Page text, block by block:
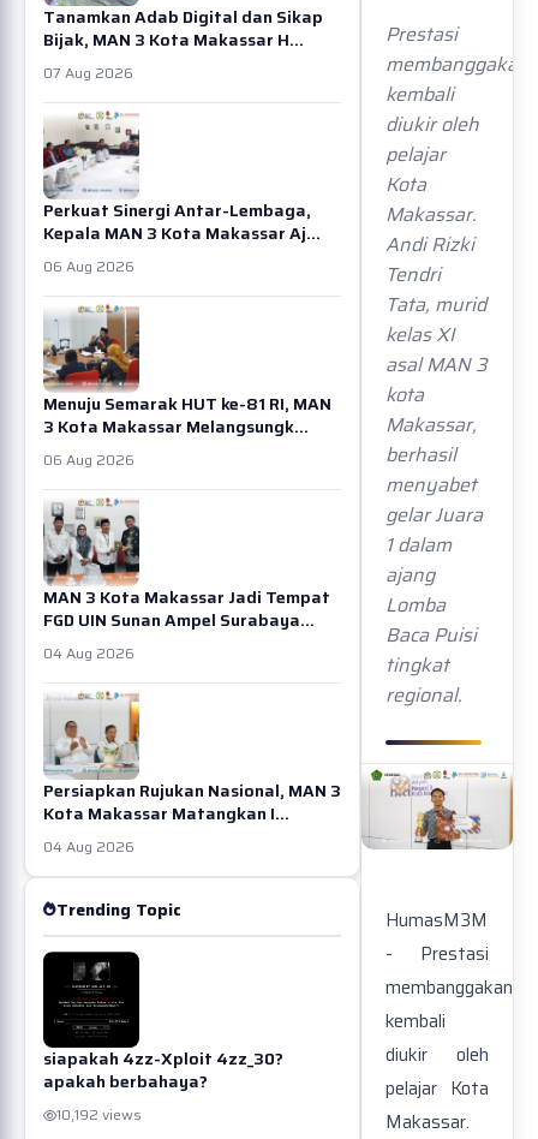
Prestasi
membanggakan
kembali
diukir oleh
pelajar
Kota
Makassar.
Andi Rizki
Tendri
Tata, murid
kelas XI
asal MAN 3
kota
Makassar,
berhasil
menyabet
gelar Juara
1 dalam
ajang
Lomba
Baca Puisi
tingkat
regional.
HumasM3M
- Prestasi
membanggakan
kembali
diukir oleh
pelajar Kota
Makassar.
Tanamkan Adab Digital dan Sikap
Bijak, MAN 3 Kota Makassar H...
07 Aug 2026
Perkuat Sinergi Antar-Lembaga,
Kepala MAN 3 Kota Makassar Aj...
06 Aug 2026
Menuju Semarak HUT ke-81 RI, MAN
3 Kota Makassar Melangsungk...
06 Aug 2026
MAN 3 Kota Makassar Jadi Tempat
FGD UIN Sunan Ampel Surabaya...
04 Aug 2026
Persiapkan Rujukan Nasional, MAN 3
Kota Makassar Matangkan I...
04 Aug 2026
Trending Topic
siapakah 4zz-Xploit 4zz_30?
apakah berbahaya?
10,192 views